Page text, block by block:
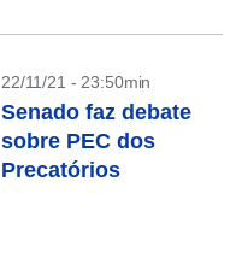
22/11/21 - 23:50min
Senado faz debate
sobre PEC dos
Precatórios